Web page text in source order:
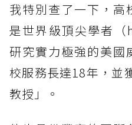
我特別查了一下，高
是世界級頂尖學者
研究實力極強的美國
校服務長達18年，並
教授」。